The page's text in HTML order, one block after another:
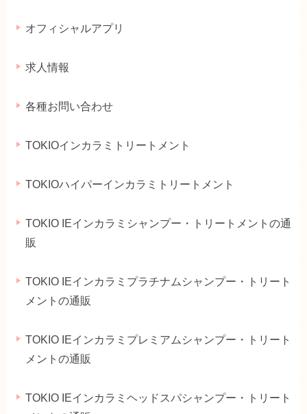
オフィシャルアプリ
求人情報
各種お問い合わせ
TOKIOインカラミトリートメント
TOKIOハイパーインカラミトリートメント
TOKIO IEインカラミシャンプー・トリートメントの通
販
TOKIO IEインカラミプラチナムシャンプー・トリート
メントの通販
TOKIO IEインカラミプレミアムシャンプー・トリート
メントの通販
TOKIO IEインカラミヘッドスパシャンプー・トリート